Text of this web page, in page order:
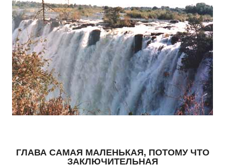
ГЛАВА САМАЯ МАЛЕНЬКАЯ, ПОТОМУ ЧТО
ЗАКЛЮЧИТЕЛЬНАЯ